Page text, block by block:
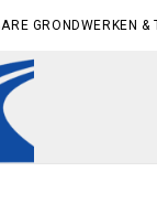
GRONDWERKEN &